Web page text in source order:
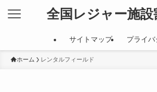
全国レジャー施設
サイトマップ プライ
ホーム レンタルフィールド